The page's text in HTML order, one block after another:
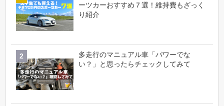
ーツカーおすすめ７選！維持費もざっく
り紹介
多走行のマニュアル車「パワーでな
い？」と思ったらチェックしてみて